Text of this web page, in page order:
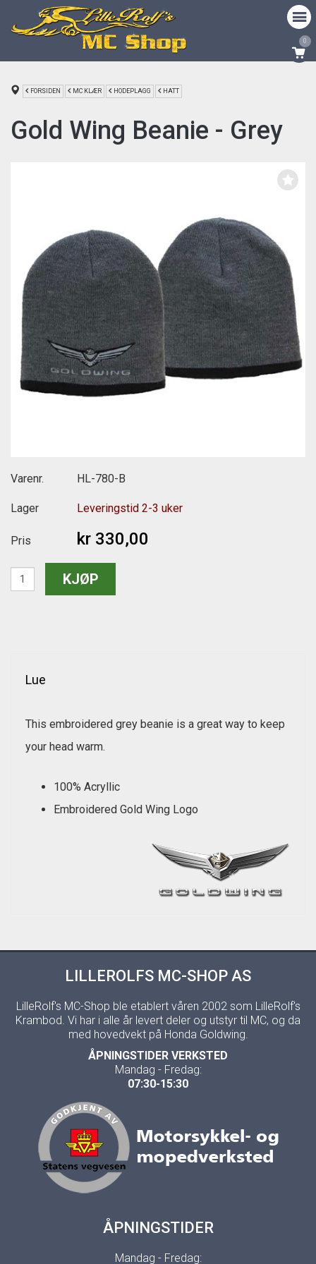
0
FORSIDEN MC KLÆR HODEPLAGG HATT
Gold Wing Beanie - Grey
Varenr. HL-780-B
Lager Leveringstid 2-3 uker
Pris kr 330,00
Lue
This embroidered grey beanie is a great way to keep
your head warm.
100% Acryllic
Embroidered Gold Wing Logo
LILLEROLFS MC-SHOP AS
LilleRolf's MC-Shop ble etablert våren 2002 som LilleRolf's
Krambod. Vi har i alle år levert deler og utstyr til MC, og da
med hovedvekt på Honda Goldwing.
ÅPNINGSTIDER VERKSTED
Mandag - Fredag:
07:30-15:30
ÅPNINGSTIDER
Mandag - Fredag: